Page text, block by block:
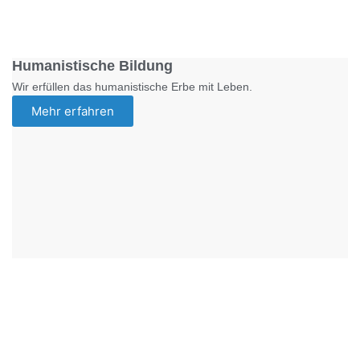
Humanistische Bildung
Wir erfüllen das humanistische Erbe mit Leben.
Mehr erfahren